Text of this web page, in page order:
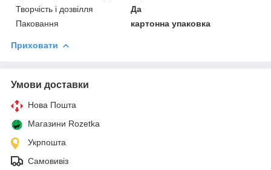
Творчість і дозвілля
Да
Паковання
картонна упаковка
Приховати
Умови доставки
Нова Пошта
Магазини Rozetka
Укрпошта
Самовивіз